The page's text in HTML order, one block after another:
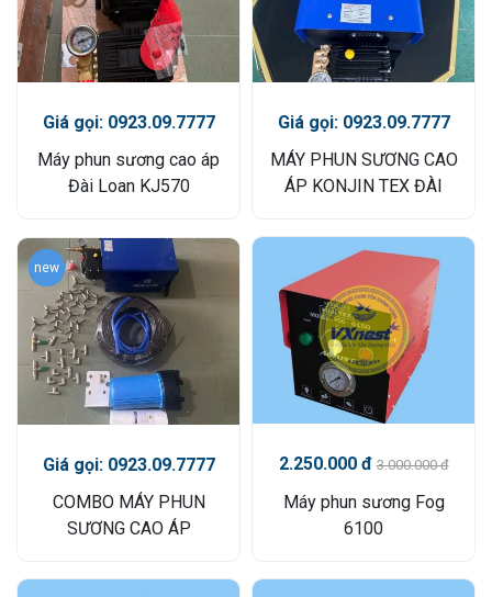
Giá gọi: 0923.09.7777
Máy phun sương cao áp
Đài Loan KJ570
Giá gọi: 0923.09.7777
MÁY PHUN SƯƠNG CAO
ÁP KONJIN TEX ĐÀI
new
Giá gọi: 0923.09.7777
COMBO MÁY PHUN
SƯƠNG CAO ÁP
2.250.000 đ3.000.000 đ
Máy phun sương Fog
6100